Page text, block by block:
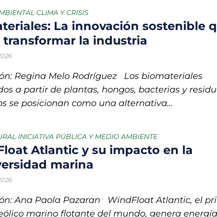
chileno que combinará tecnología y ciencia para proteger los
en México: la movilidad sostenible que gana terreno en las
enfrentan una crisis sin precedentes por el cambio climático
creadas para la protección del medio ambiente y frenar la
nuevas soluciones verdes mediante el programa StartC
•CLIMA Y CRISIS
La innovación sostenible
transformar la industria
Regina Melo Rodríguez Los biomateriales
a partir de plantas, hongos, bacterias y
se posicionan como una alternativa...
•INICIATIVA PÚBLICA Y MEDIO AMBIENTE
Atlantic y su impacto en la
marina
Ana Paola Pazaran WindFloat Atlantic, el
marino flotante del mundo, genera energía